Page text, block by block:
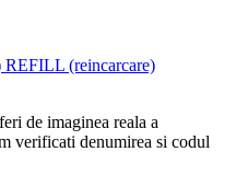
de imaginea reala a
verificati denumirea si codul